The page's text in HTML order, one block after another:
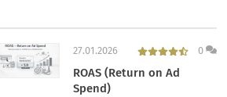
27.01.2026 0
ROAS (Return on Ad
Spend)